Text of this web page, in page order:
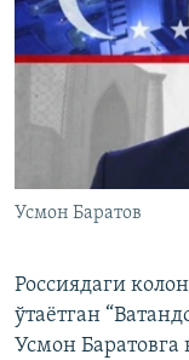
Усмон Баратов
Россиядаги
ўтаётган
Усмон